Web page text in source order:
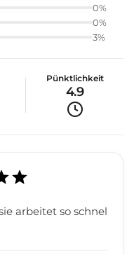
0%
0%
3%
Pünktlichkeit
4.9
arbeitet so schnel